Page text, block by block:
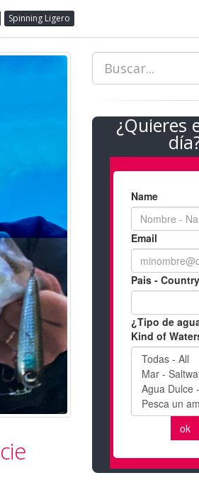
Spinning Ligero
¿Quieres